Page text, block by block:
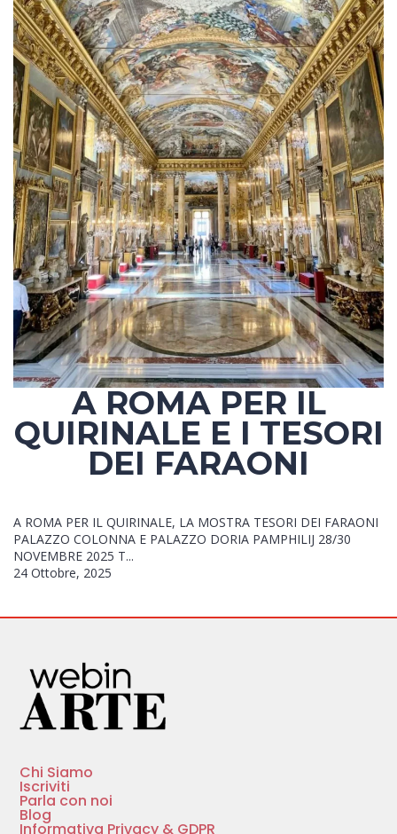
A ROMA PER IL
QUIRINALE E I TESORI
DEI FARAONI
A ROMA PER IL QUIRINALE, LA MOSTRA TESORI DEI FARAONI
PALAZZO COLONNA E PALAZZO DORIA PAMPHILIJ 28/30
NOVEMBRE 2025 T...
24 Ottobre, 2025
Chi Siamo
Iscriviti
Parla con noi
Blog
Informativa Privacy & GDPR